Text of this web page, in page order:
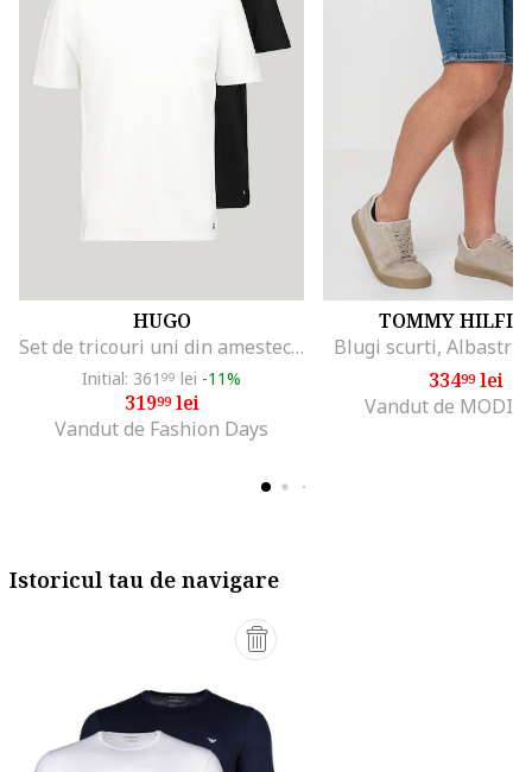
HUGO
Set de tricouri uni din amestec de bumbac - 2 piese, Negru/Alb optic
Initial: 361 99 lei -11%
31999lei
Vandut de Fashion Days
TOMMY
Blugi scurti, Albastru
33499lei
Vandut de
Istoricul tau de navigare